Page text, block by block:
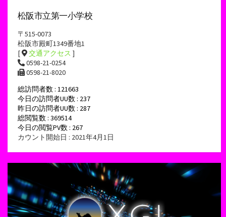
松阪市立第一小学校
〒515-0073
松阪市殿町1349番地1
[
交通アクセス ]
0598-21-0254
0598-21-8020
総訪問者数 : 121663
今日の訪問者UU数 : 237
昨日の訪問者UU数 : 287
総閲覧数 : 369514
今日の閲覧PV数 : 267
カウント開始日 : 2021年4月1日